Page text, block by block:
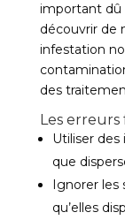
important dû
découvrir de
infestation
des
Les
Utiliser
que
Ignorer les
qu’elles